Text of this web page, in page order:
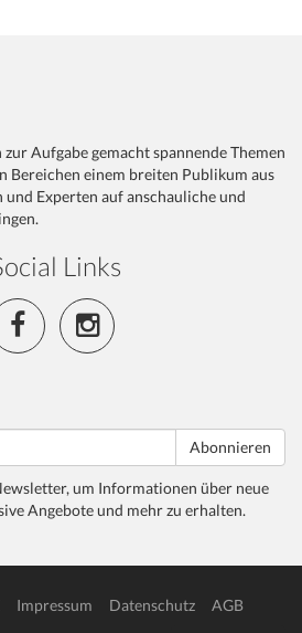
Aufgabe gemacht spannende Themen
Bereichen einem breiten Publikum aus
Experten auf anschauliche und
Links
Abonnieren
um Informationen über neue
Angebote und mehr zu erhalten.
Impressum Datenschutz
AGB